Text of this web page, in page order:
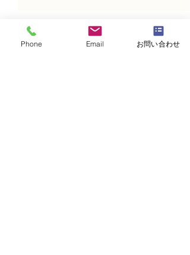
Phone Email お問い合わせ